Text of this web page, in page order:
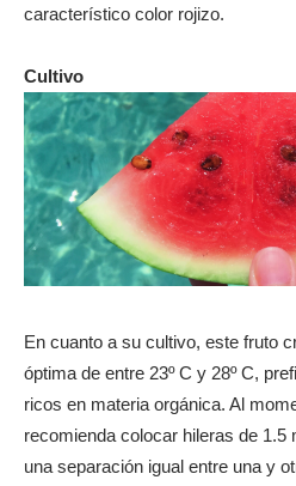
característico color rojizo.
Cultivo
En cuanto a su cultivo, este fruto
óptima de entre 23º C y 28º C,
ricos en materia orgánica. Al
recomienda colocar hileras de
una separación igual entre una y